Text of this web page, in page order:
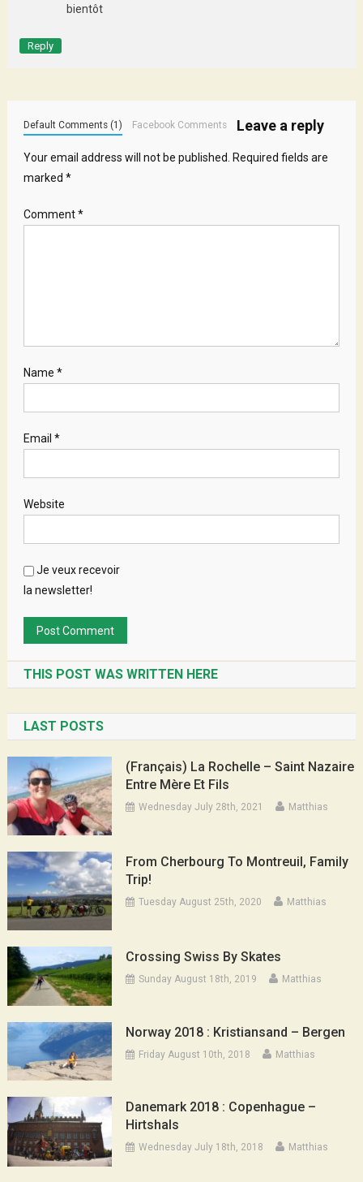
bientôt
Reply
Leave a reply
Default Comments (1) Facebook Comments
Your email address will not be published. Required fields are
marked *
Comment*
Name *
Email *
Website
Je veux recevoir
la newsletter!
THIS POST WAS WRITTEN HERE
LAST POSTS
(Français) La Rochelle – Saint Nazaire
Entre Mère Et Fils
Wednesday July 28th, 2021 Matthias
From Cherbourg To Montreuil, Family
Trip!
Tuesday August 25th, 2020 Matthias
Crossing Swiss By Skates
Sunday August 18th, 2019 Matthias
Norway 2018 : Kristiansand – Bergen
Friday August 10th, 2018 Matthias
Danemark 2018 : Copenhague –
Hirtshals
Wednesday July 18th, 2018 Matthias